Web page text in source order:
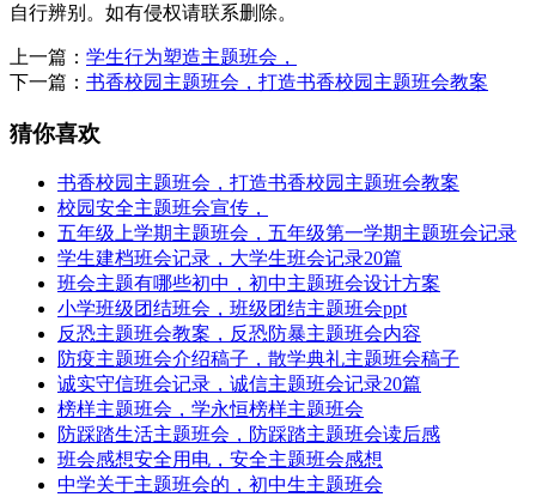
自行辨别。如有侵权请联系删除。
上一篇： 学生行为塑造主题班会，
下一篇： 书香校园主题班会，打造书香校园主题班会教案
猜你喜欢
书香校园主题班会，打造书香校园主题班会教案
校园安全主题班会宣传，
五年级上学期主题班会，五年级第一学期主题班会记录
学生建档班会记录，大学生班会记录20篇
班会主题有哪些初中，初中主题班会设计方案
小学班级团结班会，班级团结主题班会ppt
反恐主题班会教案，反恐防暴主题班会内容
防疫主题班会介绍稿子，散学典礼主题班会稿子
诚实守信班会记录，诚信主题班会记录20篇
榜样主题班会，学永恒榜样主题班会
防踩踏生活主题班会，防踩踏主题班会读后感
班会感想安全用电，安全主题班会感想
中学关于主题班会的，初中生主题班会